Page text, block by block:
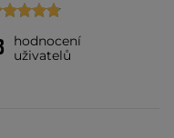
hodnocení
uživatelů